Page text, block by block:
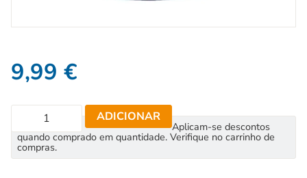
9,99 €
ADICIONAR
Aplicam-se descontos
quando comprado em quantidade. Verifique no carrinho de
compras.